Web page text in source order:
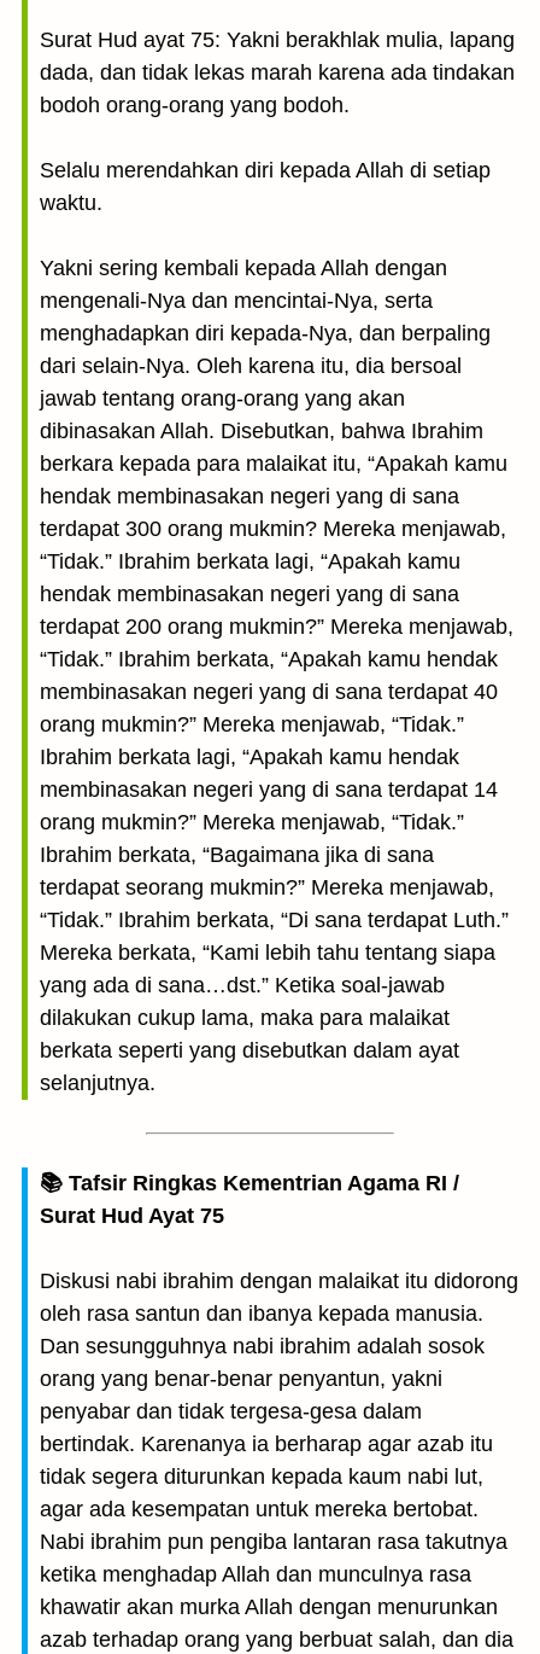
Surat Hud ayat 75: Yakni berakhlak mulia, lapang
dada, dan tidak lekas marah karena ada tindakan
bodoh orang-orang yang bodoh.
Selalu merendahkan diri kepada Allah di setiap
waktu.
Yakni sering kembali kepada Allah dengan
mengenali-Nya dan mencintai-Nya, serta
menghadapkan diri kepada-Nya, dan berpaling
dari selain-Nya. Oleh karena itu, dia bersoal
jawab tentang orang-orang yang akan
dibinasakan Allah. Disebutkan, bahwa Ibrahim
berkara kepada para malaikat itu, “Apakah kamu
hendak membinasakan negeri yang di sana
terdapat 300 orang mukmin? Mereka menjawab,
“Tidak.” Ibrahim berkata lagi, “Apakah kamu
hendak membinasakan negeri yang di sana
terdapat 200 orang mukmin?” Mereka menjawab,
“Tidak.” Ibrahim berkata, “Apakah kamu hendak
membinasakan negeri yang di sana terdapat 40
orang mukmin?” Mereka menjawab, “Tidak.”
Ibrahim berkata lagi, “Apakah kamu hendak
membinasakan negeri yang di sana terdapat 14
orang mukmin?” Mereka menjawab, “Tidak.”
Ibrahim berkata, “Bagaimana jika di sana
terdapat seorang mukmin?” Mereka menjawab,
“Tidak.” Ibrahim berkata, “Di sana terdapat Luth.”
Mereka berkata, “Kami lebih tahu tentang siapa
yang ada di sana…dst.” Ketika soal-jawab
dilakukan cukup lama, maka para malaikat
berkata seperti yang disebutkan dalam ayat
selanjutnya.
📚 Tafsir Ringkas Kementrian Agama RI /
Surat Hud Ayat 75
Diskusi nabi ibrahim dengan malaikat itu didorong
oleh rasa santun dan ibanya kepada manusia.
Dan sesungguhnya nabi ibrahim adalah sosok
orang yang benar-benar penyantun, yakni
penyabar dan tidak tergesa-gesa dalam
bertindak. Karenanya ia berharap agar azab itu
tidak segera diturunkan kepada kaum nabi lut,
agar ada kesempatan untuk mereka bertobat.
Nabi ibrahim pun pengiba lantaran rasa takutnya
ketika menghadap Allah dan munculnya rasa
khawatir akan murka Allah dengan menurunkan
azab terhadap orang yang berbuat salah, dan dia